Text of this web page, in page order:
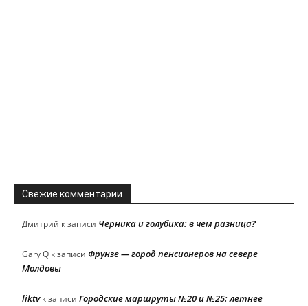
Свежие комментарии
Дмитрий к записи Черника и голубика: в чем разница?
Gary Q к записи Фрунзе — город пенсионеров на севере
Молдовы
liktvк записи Городские маршруты №20 и №25: летнее